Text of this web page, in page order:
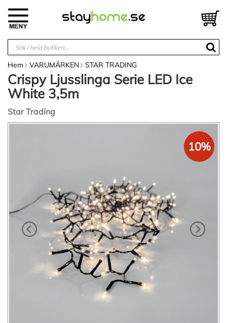
innehållet
Hem VARUMÄRKEN STAR TRADING
Crispy Ljusslinga Serie LED Ice
White 3,5m
Star Trading
10%